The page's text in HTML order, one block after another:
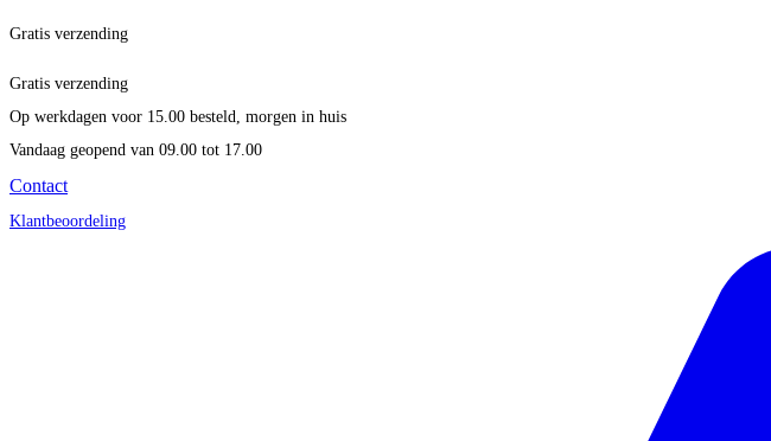
Gratis verzending
Gratis verzending
Op werkdagen voor 15.00 besteld, morgen in huis
Vandaag geopend van 09.00 tot 17.00
Contact
Klantbeoordeling